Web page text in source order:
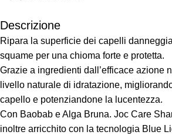
Descrizione
Ripara la superficie dei capelli
squame per una chioma forte e protetta.
Grazie a ingredienti dall’efficace azione
livello naturale di idratazione,
capello e potenziandone la lucentezza.
Con Baobab e Alga Bruna. Joc Care
inoltre arricchito con la tecnologia Blue